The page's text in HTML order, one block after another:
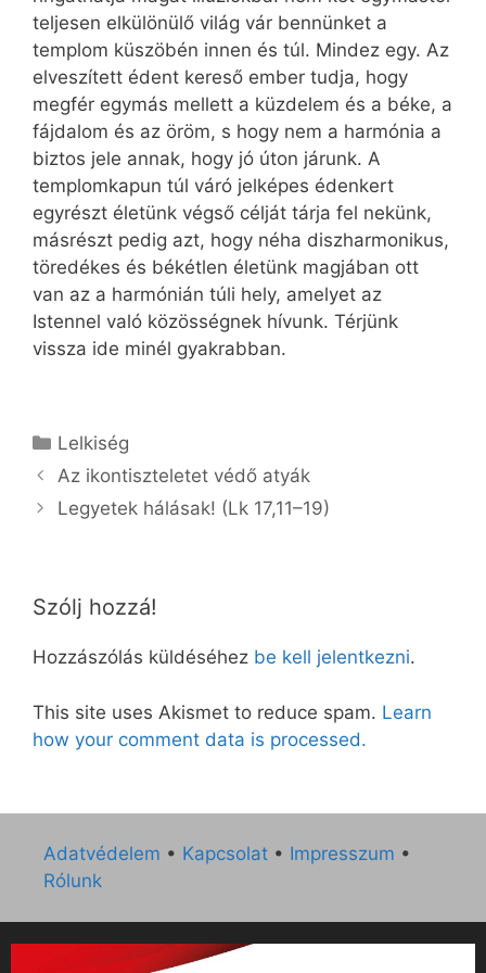
teljesen elkülönülő világ vár bennünket a
templom küszöbén innen és túl. Mindez egy. Az
elveszített édent kereső ember tudja, hogy
megfér egymás mellett a küzdelem és a béke, a
fájdalom és az öröm, s hogy nem a harmónia a
biztos jele annak, hogy jó úton járunk. A
templomkapun túl váró jelképes édenkert
egyrészt életünk végső célját tárja fel nekünk,
másrészt pedig azt, hogy néha diszharmonikus,
töredékes és békétlen életünk magjában ott
van az a harmónián túli hely, amelyet az
Istennel való közösségnek hívunk. Térjünk
vissza ide minél gyakrabban.
Kategória
Lelkiség
Az ikontiszteletet védő atyák
Legyetek hálásak! (Lk 17,11–19)
Szólj hozzá!
Hozzászólás küldéséhez be kell jelentkezni.
This site uses Akismet to reduce spam. Learn
how your comment data is processed.
Adatvédelem • Kapcsolat • Impresszum •
Rólunk